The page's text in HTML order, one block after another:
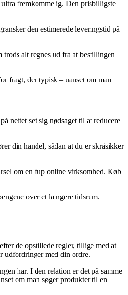
fremkommelig. Den prisbilligste
den estimerede leveringstid på
alt regnes ud fra at bestillingen
fragt, der typisk – uanset om man
nettet set sig nødsaget til at reducere
din handel, sådan at du er skråsikker
om en fup online virksomhed. Køb
over et længere tidsrum.
de opstillede regler, tillige med at
udfordringer med din ordre.
har. I den relation er det på samme
om man søger produkter til en